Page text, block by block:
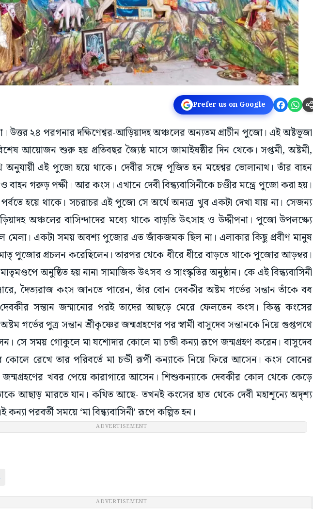
Prefer us on Google
উত্তর ২৪ পরগনার দক্ষিণেশ্বর-আড়িয়াদহ অঞ্চলের অন্যতম প্রাচীন পুজো। এই অষ্টভূজা
আয়োজন শুরু হয় প্রতিবছর জ্যৈষ্ঠ মাসে জামাইষষ্ঠীর দিন থেকে। সপ্তমী, অষ্টমী,
অনুযায়ী এই পুজো হয়ে থাকে। দেবীর সঙ্গে পূজিত হন মহেশ্বর ভোলানাথ। তাঁর বাহন
বাহন গরুড় পক্ষী। আর কংস। এখানে দেবী বিন্ধ্যবাসিনীকে চণ্ডীর মন্ত্রে পুজো করা হয়।
হয়ে থাকে। সচরাচর এই পুজো সে অর্থে অন্যত্র খুব একটা দেখা যায় না। সেজন্য
অঞ্চলের বাসিন্দাদের মধ্যে থাকে বাড়তি উৎসাহ ও উদ্দীপনা। পুজো উপলক্ষ্যে
মেলা। একটা সময় অবশ্য পুজোর এত জাঁকজমক ছিল না। এলাকার কিছু প্রবীণ মানুষ
পুজোর প্রচলন করেছিলেন। তারপর থেকে ধীরে ধীরে বাড়তে থাকে পুজোর আড়ম্বর।
অনুষ্ঠিত হয় নানা সামাজিক উৎসব ও সাংস্কৃতির অনুষ্ঠান। কে এই বিন্ধ্যবাসিনী
দৈত্যরাজ কংস জানতে পারেন, তাঁর বোন দেবকীর অষ্টম গর্ভের সন্তান তাঁকে বধ
সন্তান জন্মানোর পরই তাদের আছড়ে মেরে ফেলতেন কংস। কিন্তু কংসের
গর্ভের পুত্র সন্তান শ্রীকৃষ্ণের জন্মগ্রহণের পর স্বামী বাসুদেব সন্তানকে নিয়ে গুপ্তপথে
সে সময় গোকুলে মা যশোদার কোলে মা চন্ডী কন্যা রূপে জন্মগ্রহণ করেন। বাসুদেব
কোলে রেখে তার পরিবর্তে মা চন্ডী রূপী কন্যাকে নিয়ে ফিরে আসেন। কংস বোনের
জন্মগ্রহণের খবর পেয়ে কারাগারে আসেন। শিশুকন্যাকে দেবকীর কোল থেকে কেড়ে
তাকে আছাড় মারতে যান। কথিত আছে- তখনই কংসের হাত থেকে দেবী মহাশূন্যে অদৃশ্য
পরবর্তী সময়ে ‘মা বিন্ধ্যবাসিনী’ রূপে কল্পিত হন।
ADVERTISEMENT
ADVERTISEMENT